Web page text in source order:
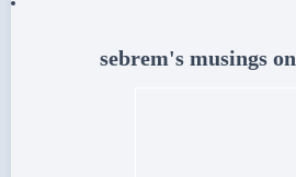
sebrem's musings